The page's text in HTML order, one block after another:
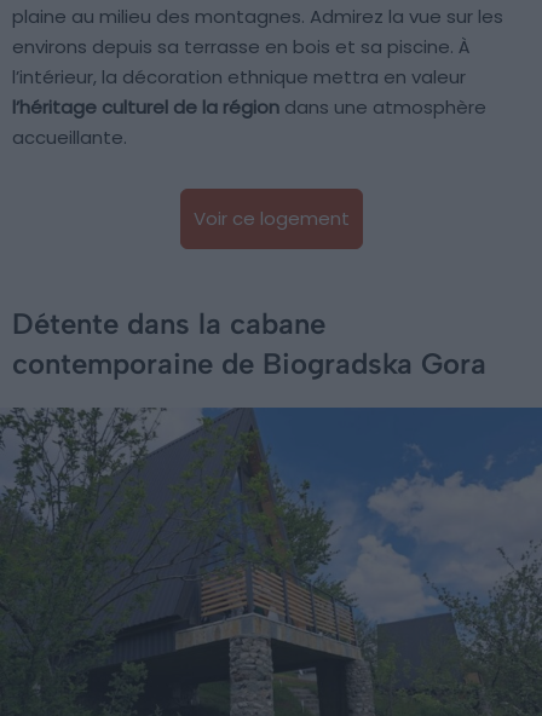
plaine au milieu des montagnes. Admirez la vue sur les
environs depuis sa terrasse en bois et sa piscine. À
l’intérieur, la décoration ethnique mettra en valeur
l’héritage culturel de la région dans une atmosphère
accueillante.
Voir ce logement
Détente dans la cabane
contemporaine de Biogradska Gora